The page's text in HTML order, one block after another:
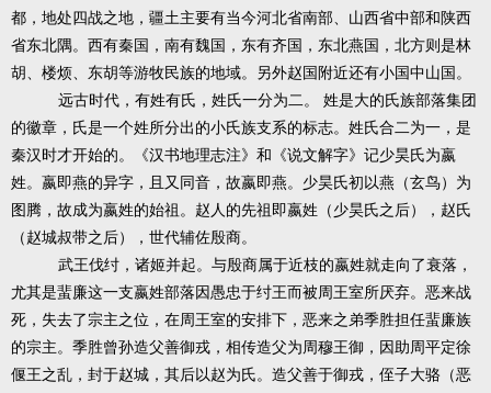
都，地处四战之地，疆土主要有当今河北省南部、山西省中部和陕西
省东北隅。西有秦国，南有魏国，东有齐国，东北燕国，北方则是林
胡、楼烦、东胡等游牧民族的地域。另外赵国附近还有小国中山国。
远古时代，有姓有氏，姓氏一分为二。
姓是大的氏族部落集团
的徽章，氏是一个姓所分出的小氏族支系的标志。姓氏合二为一，是
秦汉时才开始的。《汉书地理志注》和《说文解字》记少昊氏为嬴
姓。嬴即燕的异字，且又同音，故嬴即燕。少昊氏初以燕（玄鸟）为
图腾，故成为嬴姓的始祖。赵人的先祖即嬴姓（少昊氏之后），赵氏
（赵城叔带之后），世代辅佐殷商。
武王伐纣，诸姬并起。与殷商属于近枝的嬴姓就走向了衰落，
尤其是蜚廉这一支嬴姓部落因愚忠于纣王而被周王室所厌弃。恶来战
死，失去了宗主之位，在周王室的安排下，恶来之弟季胜担任蜚廉族
的宗主。季胜曾孙造父善御戎，相传造父为周穆王御，因助周平定徐
偃王之乱，封于赵城，其后以赵为氏。造父善于御戎，侄子大骆（恶